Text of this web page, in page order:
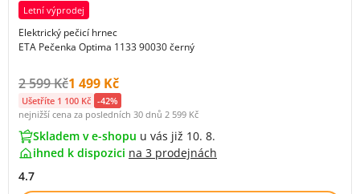
Letní výprodej
Elektrický pečicí hrnec
ETA Pečenka Optima 1133 90030 černý
Původní cena s DPH:
2 599 KčCena s DPH:
1 499 Kč
Ušetříte 1 100 Kč -42%
nejnižší cena za posledních 30 dnů 2 599 Kč
Skladem v e-shopu u vás již 10. 8.
ihned k dispozici na 3 prodejnách
4.7